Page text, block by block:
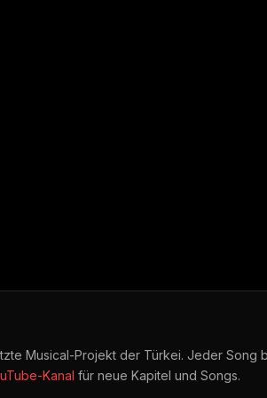
Musical-Projekt der Türkei. Jeder Song
Kanal für neue Kapitel und Songs.